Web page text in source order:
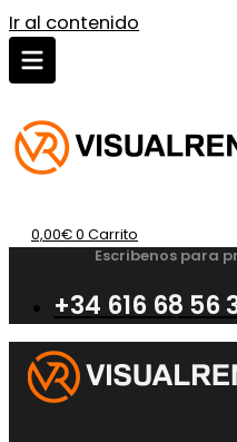
Ir al contenido
0,00€0 Carrito
Escribenos para
+34 616 68 56